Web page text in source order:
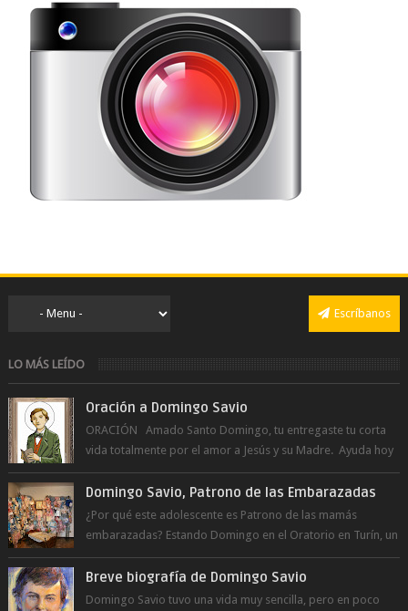
Escríbanos
LO MÁS LEÍDO
Oración a Domingo Savio
ORACIÓN Amado Santo Domingo, tu entregaste tu corta
vida totalmente por el amor a Jesús y su Madre. Ayuda hoy
a la juventud para ...
Domingo Savio, Patrono de las Embarazadas
¿Por qué este adolescente es Patrono de las mamás
embarazadas? Estando Domingo en el Oratorio en Turín, un
día le pide a Don Bosco...
Breve biografía de Domingo Savio
Domingo Savio tuvo una vida muy sencilla, pero en poco